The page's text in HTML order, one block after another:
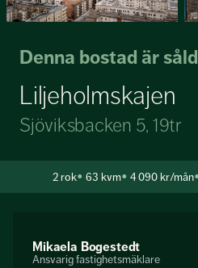
Denna bostad är såld
Sjöviksbacken 5, 19tr
Liljeholmskajen
2rok 63 kvm 4 090 kr/mån
Mikaela Bogestedt
Ansvarig fastighetsmäklare